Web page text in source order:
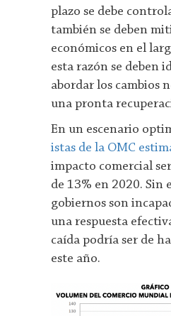
plazo se debe
también se deben
económicos en el
esta razón se deben
abordar los cambios
una pronta
En un escenario
istas de la OMC
impacto comercial
de 13% en 2020. Sin
gobiernos son
una respuesta
caída podría ser de
este año.